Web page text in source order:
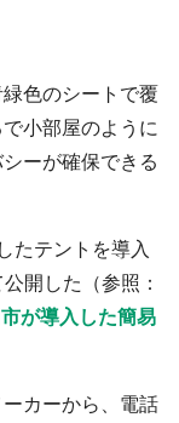
色のシートで覆
小部屋のように
ーが確保できる
たテントを導入
開した（参照：
が導入した簡易
カーから、電話